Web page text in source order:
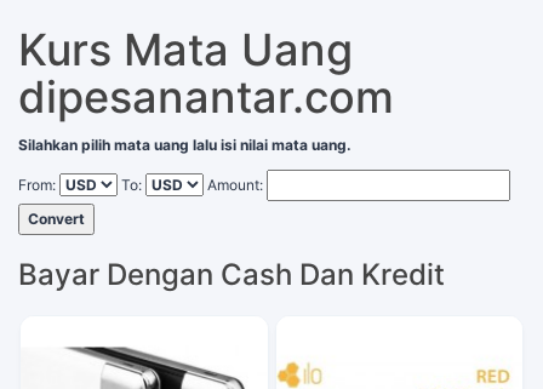
Kurs Mata Uang
dipesanantar.com
Silahkan pilih mata uang lalu isi nilai mata uang.
From: To:
Amount:
Convert
Bayar Dengan Cash Dan Kredit